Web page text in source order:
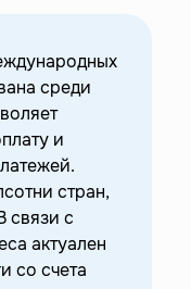
на личный
без рисков
среди
и
стран,
связи с
актуален
со счета